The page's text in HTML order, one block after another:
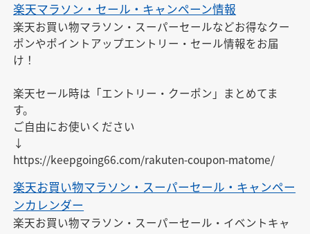
楽天マラソン・セール・キャンペーン情報
楽天お買い物マラソン・スーパーセールなどお得なクー
ポンやポイントアップエントリー・セール情報をお届
け！
楽天セール時は「エントリー・クーポン」まとめてま
す。
ご自由にお使いください
↓
https://keepgoing66.com/rakuten-coupon-matome/
楽天お買い物マラソン・スーパーセール・キャンペー
ンカレンダー
楽天お買い物マラソン・スーパーセール・イベントキャ